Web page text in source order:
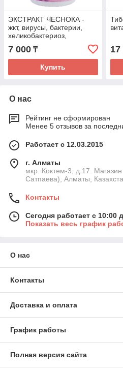
ЭКСТРАКТ ЧЕСНОКА -
жкт, вирусы, бактерии,
хеликобактериоз,
гипертония, разжижает
кровь, повышает аппетит
и др
7 000 ₸
Купить
17
О нас
Рейтинг не сформирован
Менее 5 отзывов за
Работает с 12.03.2015
г. Алматы
мкр. Коктем-3, д.17.
Сатпаева), Алматы,
Контакты
Сегодня работает с 10:00
Показать весь график
О нас
Контакты
Доставка и оплата
График работы
Полная версия сайта